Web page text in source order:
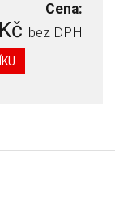
Cena:
bez DPH